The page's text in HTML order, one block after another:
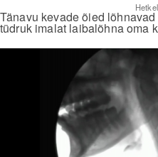
Tänavu kevade õied
tüdruk imalat laibalõhna oma